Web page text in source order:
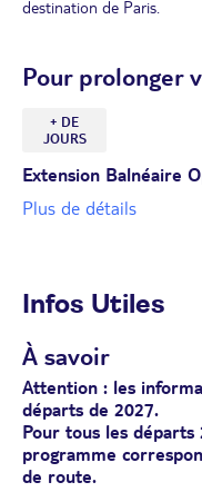
destination de Paris.
Pour prolonger
+ DE
JOURS
Extension Balnéaire
Plus de détails
Infos Utiles
À savoir
Attention : les
départs de 2027.
Pour tous les
programme
de route.